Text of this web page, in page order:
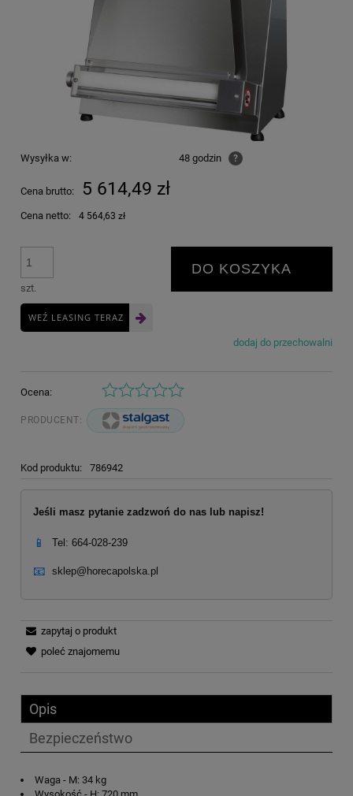
Wysyłka w: 48 godzin ?
Cena brutto: 5 614,49 zł
Cena netto: 4 564,63 zł
szt.
DO KOSZYKA
WEŹ LEASING TERAZ
dodaj do przechowalni
Ocena:
PRODUCENT:
Kod produktu: 786942
Jeśli masz pytanie zadzwoń do nas lub napisz!
📱 Tel: 664-028-239
📧 sklep@horecapolska.pl
zapytaj o produkt
poleć znajomemu
Opis
Bezpieczeństwo
Waga - M: 34 kg